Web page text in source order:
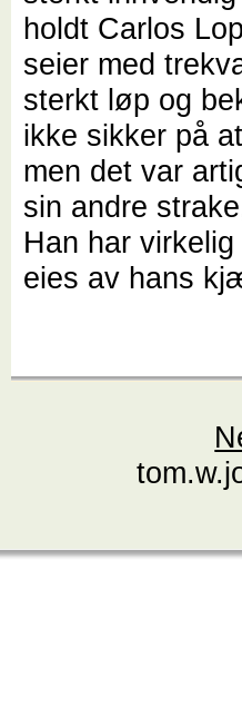
holdt Carlos
seier med
sterkt løp og
ikke sikker på
men det var
sin andre
Han har
eies av hans